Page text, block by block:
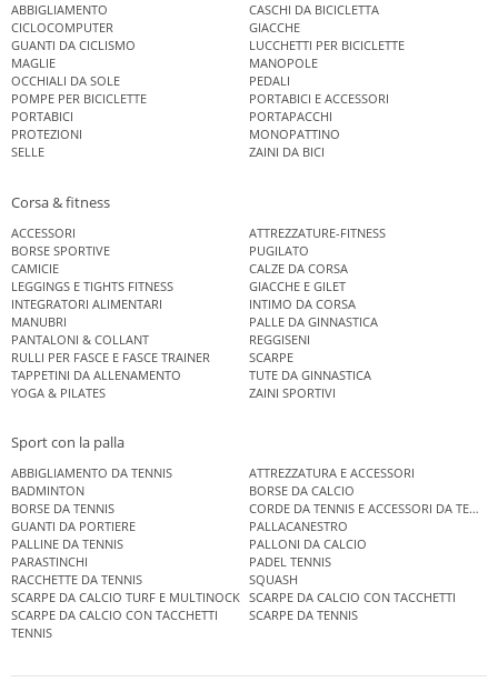
ABBIGLIAMENTO
CASCHI DA BICICLETTA
CICLOCOMPUTER
GIACCHE
GUANTI DA CICLISMO
LUCCHETTI PER BICICLETTE
MAGLIE
MANOPOLE
OCCHIALI DA SOLE
PEDALI
POMPE PER BICICLETTE
PORTABICI E ACCESSORI
PORTABICI
PORTAPACCHI
PROTEZIONI
MONOPATTINO
SELLE
ZAINI DA BICI
Corsa & fitness
ACCESSORI
ATTREZZATURE-FITNESS
BORSE SPORTIVE
PUGILATO
CAMICIE
CALZE DA CORSA
LEGGINGS E TIGHTS FITNESS
GIACCHE E GILET
INTEGRATORI ALIMENTARI
INTIMO DA CORSA
MANUBRI
PALLE DA GINNASTICA
PANTALONI & COLLANT
REGGISENI
RULLI PER FASCE E FASCE TRAINER
SCARPE
TAPPETINI DA ALLENAMENTO
TUTE DA GINNASTICA
YOGA & PILATES
ZAINI SPORTIVI
Sport con la palla
ABBIGLIAMENTO DA TENNIS
ATTREZZATURA E ACCESSORI
BADMINTON
BORSE DA CALCIO
BORSE DA TENNIS
CORDE DA TENNIS E ACCESSORI DA TENNIS
GUANTI DA PORTIERE
PALLACANESTRO
PALLINE DA TENNIS
PALLONI DA CALCIO
PARASTINCHI
PADEL TENNIS
RACCHETTE DA TENNIS
SQUASH
SCARPE DA CALCIO TURF E MULTINOCK SCARPE DA CALCIO CON TACCHETTI
SCARPE DA CALCIO CON TACCHETTI
SCARPE DA TENNIS
TENNIS